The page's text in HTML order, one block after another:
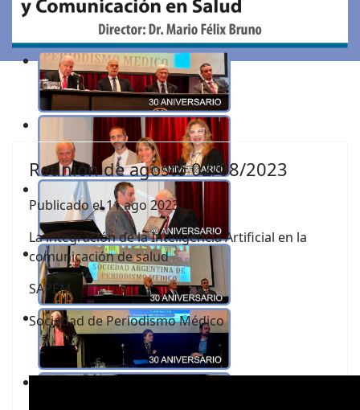
Reunión de agosto 02/08/2023
Publicado el 11 ago 2023
La integración de la Inteligencia Artificial en la
comunicación de salud
SAPEM
Sociedad de Periodismo Médico